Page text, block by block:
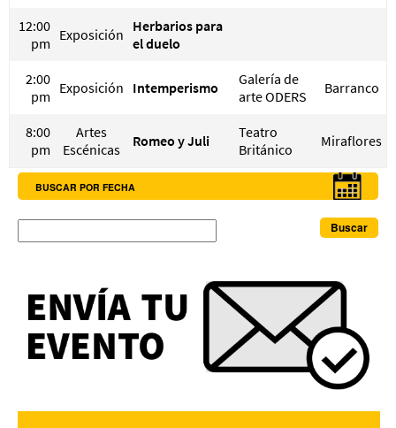
12:00
pm Exposición Herbarios para
el duelo
2:00
pm Exposición Intemperismo
Galería de
arte ODERS
Barranco
8:00
pm
Artes
Escénicas
Romeo y Juli
Teatro
Británico
Miraflores
BUSCAR POR FECHA